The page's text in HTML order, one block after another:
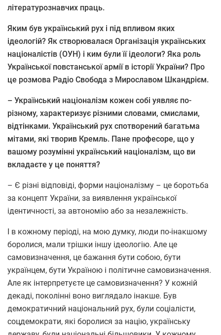
літературознавчих праць.
Яким був український рух і під впливом яких
ідеологій? Як створювалася Організація українських
націоналістів (ОУН) і ким були її ідеологи? Яка роль
Української повстанської армії в історії України? Про
це розмова Радіо Свобода з Мирославом Шкандрієм.
– Український націоналізм кожен собі уявляє по-
різному, характеризує різними словами, смислами,
відтінками. Український рух спотворений багатьма
мітами, які творив Кремль. Пане професоре, що у
вашому розумінні український націоналізм, що ви
вкладаєте у це поняття?
– Є різні відповіді, форми націоналізму – це боротьба
за концепт України, за виявлення української
ідентичності, за автономію або за незалежність.
І в кожному періоді, на мою думку, люди по-інакшому
боролися, мали трішки іншу ідеологію. Але це
самовизначення, це бажання бути собою, бути
українцем, бути Україною і політичне самовизначення.
Але як інтерпретуєте це самовизначення? У кожній
декаді, поколінні воно виглядало інакше. Був
демократичний національний рух, були соціалісти,
соцдемократи, які боролися за націю, українську